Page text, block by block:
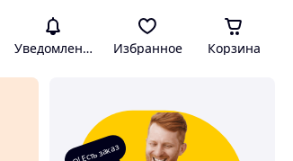
Уведомления Избранное Корзина
О! Есть заказ